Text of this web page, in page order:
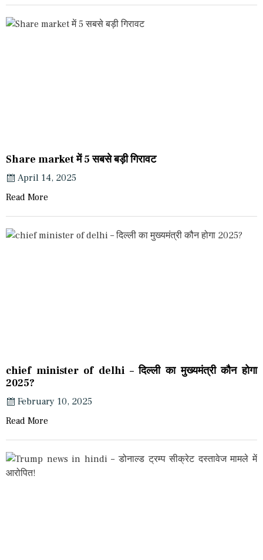
Share market में 5 सबसे बड़ी गिरावट
April 14, 2025
Read More
chief minister of delhi – दिल्ली का मुख्यमंत्री कौन होगा
2025?
February 10, 2025
Read More